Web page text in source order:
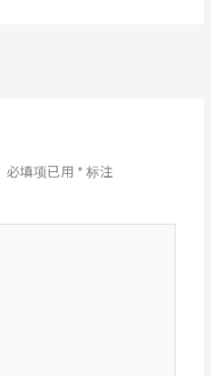
必填项已用 *标注